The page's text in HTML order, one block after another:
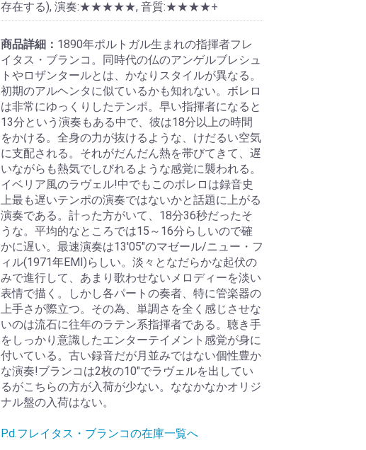
存在する), 演奏:★★★★★, 音質:★★★★+
商品詳細： 1890年ポルトガル生まれの指揮者フレ
イタス・ブランコ。同時代の仏のアンゲルブレシュ
トやロザンタールとは、かなりスタイルが異なる。
初期のアルヘンタに似ているかも知れない。ボレロ
は非常にゆっくりしたテンポ。早い指揮者になると
13分という演奏もある中で、彼は18分以上の時間
をかける。全身の力が抜けるような、けだるい空気
に支配される。それがだんだん熱を帯びてきて、遅
いながらも熱気でしびれるような感覚に襲われる。
イベリア風のラヴェル!中でもこのボレロは録音史
上最も遅いテンポの演奏ではないかと話題に上がる
演奏である。計った方がいて、18分36秒だったそ
うな。平均的なところでは15～16分らしいので確
かに遅い。最速演奏は13'05"のマゼール/ニュー・フ
ィル(1971年EMI)らしい。淡々となだらかな起伏の
みで進行して、あまり歌わせないメロディーを淡い
表情で描く。しかし各パートの奏者、特に管楽器の
上手さが際立つ。その為、単調さを全く感じさせな
いのは流石に往年のラテン系指揮者である。聴き手
をしっかり意識したエンターテイメント感覚が身に
付いている。古い録音だが月並みではない個性豊か
な演奏!ブランコは2枚の10"でラヴェルを出してい
るがこちらの方が入荷が少ない。ななかなかオリジ
ナル盤の入荷はない。
P.d.フレイタス・ブランコの在庫一覧へ